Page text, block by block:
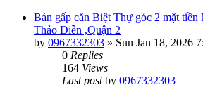
Bán gấp căn Biệt Thự góc 2 mặt
Thảo Điền ,Quận 2
by 0967332303 » Sun Jan 18, 2026
0 Replies
164 Views
Last postby 0967332303